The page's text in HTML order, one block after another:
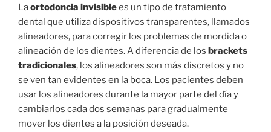
Laortodoncia invisiblees un tipo de tratamiento
dental que utiliza dispositivos transparentes, llamados
alineadores, para corregir los problemas de mordida o
alineación de los dientes. A diferencia de los brackets
tradicionales, los alineadores son más discretos y no
se ven tan evidentes en la boca. Los pacientes deben
usar los alineadores durante la mayor parte del día y
cambiarlos cada dos semanas para gradualmente
mover los dientes a la posición deseada.